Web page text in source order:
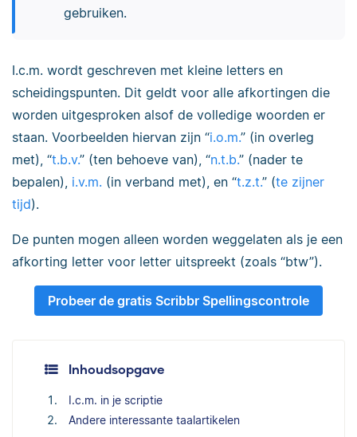
gebruiken.
I.c.m. wordt geschreven met kleine letters en
scheidingspunten. Dit geldt voor alle afkortingen die
worden uitgesproken alsof de volledige woorden er
staan. Voorbeelden hiervan zijn “i.o.m.” (in overleg
met), “t.b.v.” (ten behoeve van), “n.t.b.” (nader te
bepalen), i.v.m. (in verband met), en “t.z.t.” (te zijner
tijd).
De punten mogen alleen worden weggelaten als je een
afkorting letter voor letter uitspreekt (zoals “btw”).
Probeer de gratis Scribbr Spellingscontrole
Inhoudsopgave
I.c.m. in je scriptie
Andere interessante taalartikelen